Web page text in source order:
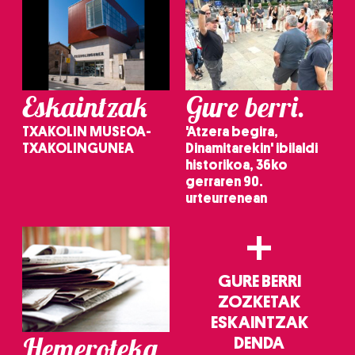
neurtzeko, jendeari buruzko informazioa biltzeko eta
produktuak garatzeko. Zure datuak nork eta zertarako
erabiltzen dituen hauta dezakezu.
Bazkide batzuek ez dizute baimenik eskatzen, eta beren
interes komertzial legitimoetan babesten dira. Ikusi gure
bazkideen zerrenda, beren ustez zein helburutarako
duten interes legitimoa eta horren aurka nola egin
Lortu zure datu pertsonalak prozesatzeko moduari
datuen atalean. Edozein unetan alda edo ken dezakezu
zure baimena Cookieen adierazpenean.
Webgune honek cookie propioak eta hirugarrenen cookie-
fitxategiak erabiltzen ditu. Zure esperientzia eta
zerbitzuak hobetzeko asmoz, cookie teknologiaz
baliatzen gara. Ohar hau onartuz gero, teknologia hori
Eskaintzak
TXAKOLIN MUSEOA-
TXAKOLINGUNEA
Gure berri.
'Atzera begira,
Dinamitarekin' ibilaldi
historikoa, 36ko
gerraren 90.
urteurrenean
+
GURE BERRI
ZOZKETAK
ESKAINTZAK
DENDA